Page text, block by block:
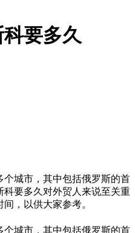
要多久
城市，其中包括俄罗斯的首
要多久对外贸人来说至关重
，以供大家参考。
城市，其中包括俄罗斯的首